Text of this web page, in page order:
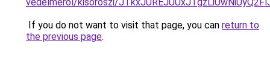
If you do not want to visit that page, you can return to
the previous page.